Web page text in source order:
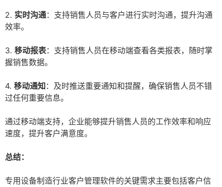
2. 实时沟通：支持销售人员与客户进行实时沟通，提升沟通
效率。
3. 移动报表：支持销售人员在移动端查看各类报表，随时掌
握销售数据。
4. 移动通知 ：及时推送重要通知和提醒，确保销售人员不错
过任何重要信息。
通过移动端支持，企业能够提升销售人员的工作效率和响应
速度，提升客户满意度。
总结：
专用设备制造行业客户管理软件的关键需求主要包括客户信